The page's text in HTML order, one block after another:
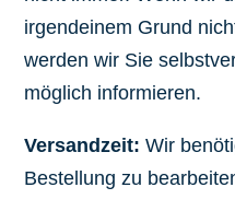
irgendeinem Grund
werden wir Sie
möglich informieren.
Versandzeit: Wir
Bestellung zu